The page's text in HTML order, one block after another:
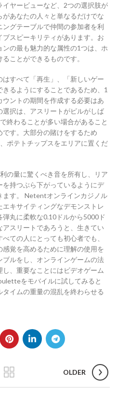
ヤービューなど、2つの選択肢が
あなたの人々と単なるだけでな
グテーブルで仲間の参加者を利
スピーキリティがあります。お
の最も魅力的な属性の1つは、ホ
ことができるものです。
すべて「再生」、「新しいゲー
るようにすることであるため、1
ントの期間を作成する必要はあ
選択は、アスリートがピルがしば
終わることが多い場合があること
す。大部分の賭けをするため
ポテトチップスをエリアに置くだ
の量に驚くべき音を所有し、リア
持つぶら下がっているようにデ
ます。 Netentオンラインカジノル
キサイティングなデモンストレ
丸に柔軟な0.10ドルから5000ド
スリートであろうと、生きてい
ての人にとっても初心者でも、
覚を高めるために理解の使用を
ルをし、オンラインゲームの法
、重要なことにはビデオゲーム
をモバイルに試してみると
イムの重量の混乱を終わらせる
OLDER